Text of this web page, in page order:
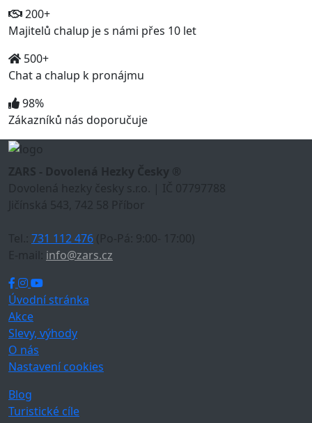
200+
Majitelů chalup je s námi přes 10 let
500+
Chat a chalup k pronájmu
98%
Zákazníků nás doporučuje
ZARS - Dovolená Hezky Česky ®
Dovolená hezky česky s.r.o. | IČ 07797788
Jičínská 543, 742 58 Příbor
Tel.: 731 112 476 (Po-Pá: 9:00- 17:00)
E-mail: info@zars.cz
Úvodní stránka
Akce
Slevy, výhody
O nás
Nastavení cookies
Blog
Turistické cíle